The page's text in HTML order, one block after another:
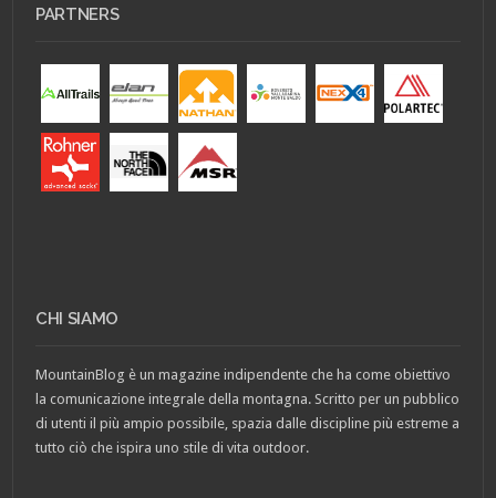
PARTNERS
CHI SIAMO
MountainBlog è un magazine indipendente che ha come obiettivo
la comunicazione integrale della montagna. Scritto per un pubblico
di utenti il più ampio possibile, spazia dalle discipline più estreme a
tutto ciò che ispira uno stile di vita outdoor.